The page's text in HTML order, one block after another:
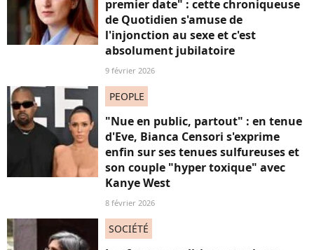
premier date" : cette chroniqueuse
de Quotidien s'amuse de
l'injonction au sexe et c'est
absolument jubilatoire
9 février 2026
PEOPLE
"Nue en public, partout" : en tenue
d'Eve, Bianca Censori s'exprime
enfin sur ses tenues sulfureuses et
son couple "hyper toxique" avec
Kanye West
8 février 2026
SOCIÉTÉ